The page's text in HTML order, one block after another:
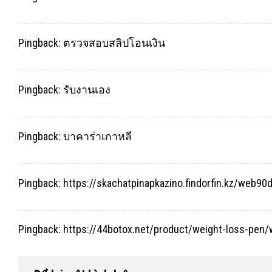
Pingback: ตรวจสอบสลิปโอนเงิน
Pingback: รับงานเอง
Pingback: บาคาร่าเกาหลี
Pingback: https://skachatpinapkazino.findorfin.kz/
Pingback: https://44botox.net/product/weight-loss-pen/